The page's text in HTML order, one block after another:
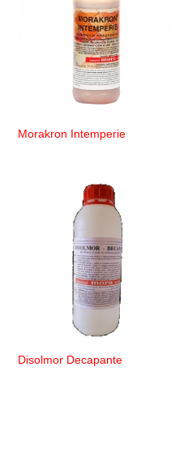
Morakron Intemperie
Disolmor Decapante